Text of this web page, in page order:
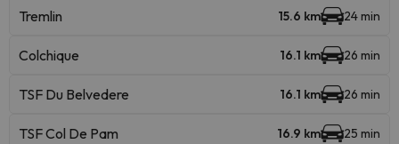
Tremlin 15.6 km 24 min
Colchique 16.1 km 26 min
TSF Du Belvedere 16.1 km 26 min
TSF Col De Pam 16.9 km 25 min